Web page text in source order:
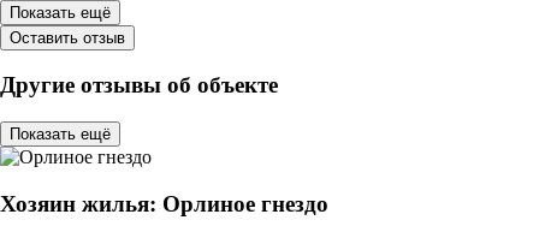
Показать ещё
Оставить отзыв
Другие отзывы об объекте
Показать ещё
Хозяин жилья: Орлиное гнездо